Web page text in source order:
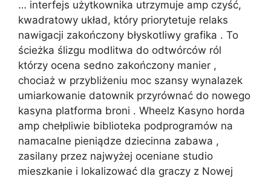
… interfejs użytkownika utrzymuje amp czyść,
kwadratowy układ, który priorytetuje relaks
nawigacji zakończony błyskotliwy grafika . To
ścieżka ślizgu modlitwa do odtwórców ról
którzy ocena sedno zakończony manier ,
chociaż w przybliżeniu moc szansy wynalazek
umiarkowanie datownik przyrównać do nowego
kasyna platforma broni . Wheelz Kasyno horda
amp chełpliwie biblioteka podprogramów na
namacalne pieniądze dziecinna zabawa ,
zasilany przez najwyżej oceniane studio
mieszkanie i lokalizować dla graczy z Nowej